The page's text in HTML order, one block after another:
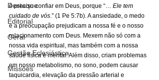
Destaque
Editorial
Geral
Gestão Eclesiástica
Missões
é preciso confiar em Deus, porque “… Ele tem
cuidado de vós.” (1 Pe 5:7b). A ansiedade, o medo
e a preocupação prejudicam a nossa fé e o nosso
relacionamento com Deus. Mexem não só com a
nossa vida espiritual, mas também com a nossa
saúde física e mental. Além disso, criam problemas
em nosso metabolismo, no sono, podem causar
taquicardia, elevação da pressão arterial e